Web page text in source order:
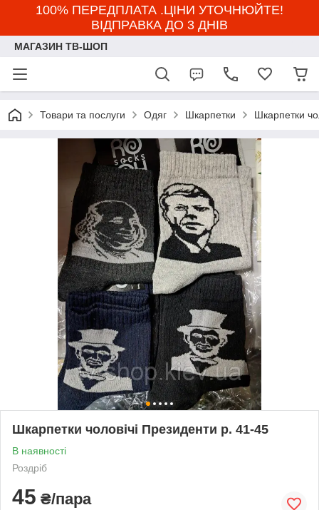
100% ПЕРЕДПЛАТА .ЦІНИ УТОЧНЮЙТЕ!
ВІДПРАВКА ДО 3 ДНІВ
МАГАЗИН ТВ-ШОП
Товари та послуги Одяг Шкарпетки Шкарпетки
Шкарпетки чоловічі Президенти р. 41-45
В наявності
Роздріб
45 ₴/пара